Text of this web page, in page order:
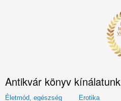
Antikvár könyv kínálatunk
Életmód, egészség Erotika